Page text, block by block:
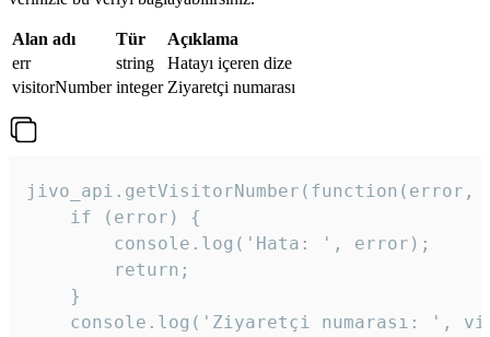
Alan adı Tür
Açıklama
err
string
Hatayı içeren dize
visitorNumber integer Ziyaretçi numarası
jivo_api.getVisitorNumber(function(error,
    if (error) {
        console.log('Hata: ', error);
        return;
    }
console.log('Ziyaretçi numarası: ',